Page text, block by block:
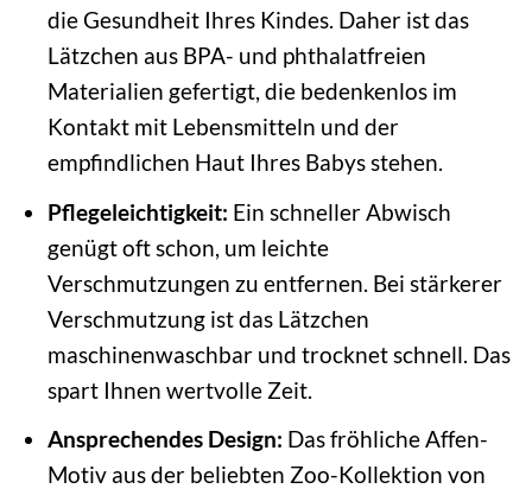
die Gesundheit Ihres Kindes. Daher ist das
Lätzchen aus BPA- und phthalatfreien
Materialien gefertigt, die bedenkenlos im
Kontakt mit Lebensmitteln und der
empfindlichen Haut Ihres Babys stehen.
Pflegeleichtigkeit: Ein schneller Abwisch
genügt oft schon, um leichte
Verschmutzungen zu entfernen. Bei stärkerer
Verschmutzung ist das Lätzchen
maschinenwaschbar und trocknet schnell. Das
spart Ihnen wertvolle Zeit.
Ansprechendes Design: Das fröhliche Affen-
Motiv aus der beliebten Zoo-Kollektion von